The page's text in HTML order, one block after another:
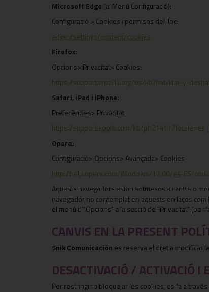
Microsoft Edge (al Menú Configuració):
Configuració > Cookies i permisos del lloc:
edge://settings/content/cookies
Firefox:
Opcions> Privacitat> Cookies:
https://support.mozilla.org/es/kb/habilitar-y-
Safari, iPad i iPhone:
Preferències> Privacitat
https://support.apple.com/kb/
Opera:
Configuració> Opcions> Avançada> Cookies
http://help.opera.com/Windows/12.00/es-ES/
Aquests navegadors estan sotmesos a canvis o
navegador no contemplat en aquests enllaços
el menú d'"Opcions" a la secció de "Privacitat"
CANVIS EN LA PRESENT
Snik Comunicación es reserva el dret a modificar
DESACTIVACIÓ / ACTIVACIÓ I
Per restringir o bloquejar les cookies, es fa a